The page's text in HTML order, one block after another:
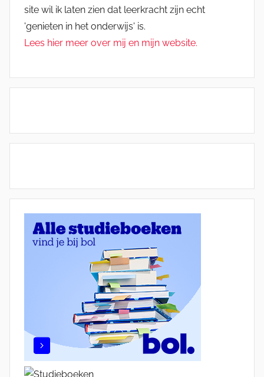
site wil ik laten zien dat leerkracht zijn echt
'genieten in het onderwijs' is.
Lees hier meer over mij en mijn website.